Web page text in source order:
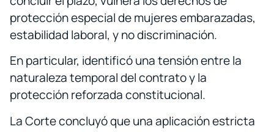
protección especial de mujeres embarazadas,
estabilidad laboral, y no discriminación.
En particular, identificó una tensión entre la
naturaleza temporal del contrato y la
protección reforzada constitucional.
La Corte concluyó que una aplicación estricta